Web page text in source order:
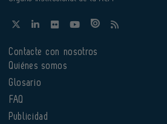
Contacte con nosotros
Quiénes somos
Glosario
FAQ
Publicidad